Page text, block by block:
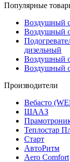
Популярные
Воздушный
Воздушный
дизельный
Воздушный
Воздушный
Производители
Вебасто
ШААЗ
Теплостар
Старт
АвтоРитм
Aero Comfort